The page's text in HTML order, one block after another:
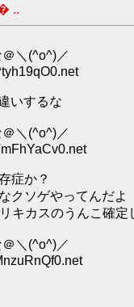
..
＼(^o^)／
いするな
＼(^o^)／
症か？
クソゲやってんだよ
キカスのうんこ確定
＼(^o^)／